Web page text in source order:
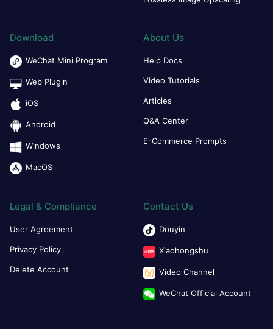
Download
WeChat Mini Program
Web Plugin
iOS
Android
Windows
MacOS
About Us
Help Docs
Video Tutorials
Articles
Q&A Center
E-Commerce Prompts
Legal & Compliance
User Agreement
Privacy Policy
Delete Account
Contact Us
Douyin
Xiaohongshu
Video Channel
WeChat Official Account